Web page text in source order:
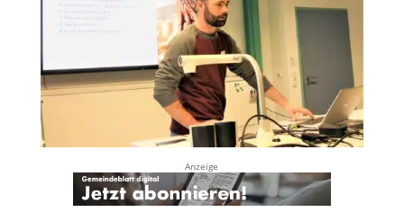
Anzeige